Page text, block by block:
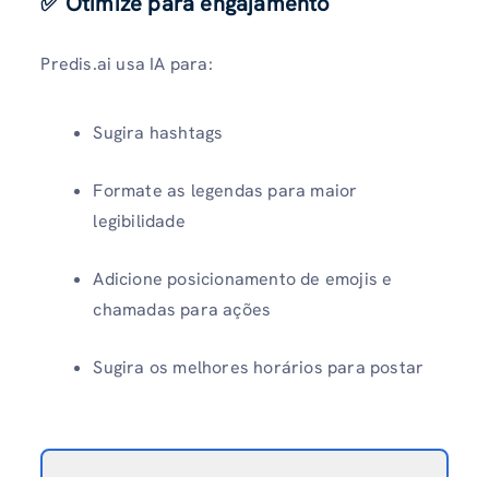
Predis.ai usa IA para:
Sugira hashtags
Formate as legendas para maior
legibilidade
Adicione posicionamento de emojis e
chamadas para ações
Sugira os melhores horários para postar